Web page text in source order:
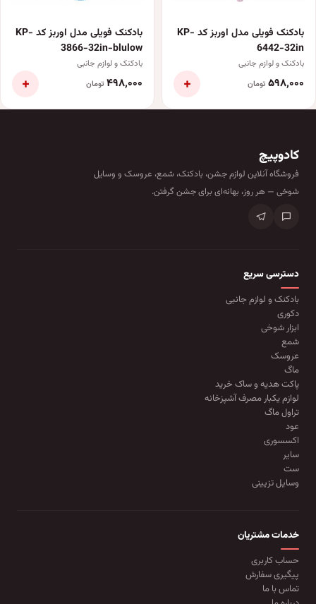
بادکنک فویلی مدل اوربز کد KP-
6442-32in
بادکنک و لوازم جانبی
۵۹۸٬۰۰۰ تومان +
بادکنک فویلی مدل اوربز کد KP-
3866-32in-blulow
بادکنک و لوازم جانبی
۴۹۸٬۰۰۰ تومان +
کادوپیچ
فروشگاه آنلاین لوازم جشن، بادکنک، شمع، عروسک و وسایل
شوخی — هر روز، بهانه‌ای برای جشن گرفتن.
دسترسی سریع
بادکنک و لوازم جانبی
دکوری
ابزار شوخی
شمع
عروسک
ماگ
پاکت هدیه و ساک خرید
لوازم یکبار مصرف آشپزخانه
تراول ماگ
عود
اکسسوری
سایر
ست
وسایل تزیینی
خدمات مشتریان
حساب کاربری
پیگیری سفارش
تماس با ما